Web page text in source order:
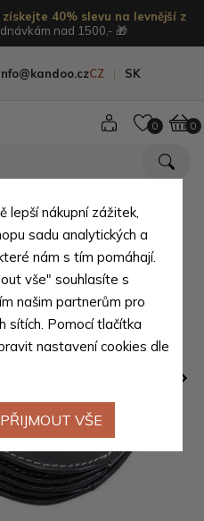
40% slevu na levnější z
nad 1500,- 🎁
CZ SK
0 0
peněženka
lepší nákupní zážitek,
sadu analytických a
nám s tím pomáhají.
vše" souhlasíte s
našim partnerům pro
sítích. Pomocí tlačítka
nastavení cookies dle
PŘIJMOUT VŠE